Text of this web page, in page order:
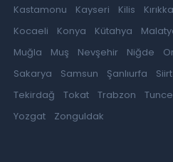
Kastamonu
Kayseri Kilis
Kocaeli
Konya Kütahya
Muğla
Muş Nevşehir Niğde
Sakarya
Samsun Şanlıurfa Siirt
Tekirdağ
Tokat Trabzon
Yozgat
Zonguldak